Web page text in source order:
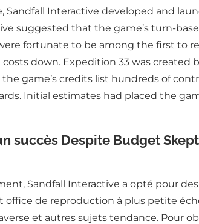
Sandfall Interactive developed and
suggested that the game’s turn-
fortunate to be among the first to
down. Expedition 33 was created
game’s credits list hundreds of
Initial estimates had placed the
succès Despite Budget
Sandfall Interactive a opté pour
de reproduction à plus petite
et autres sujets tendance. Pour